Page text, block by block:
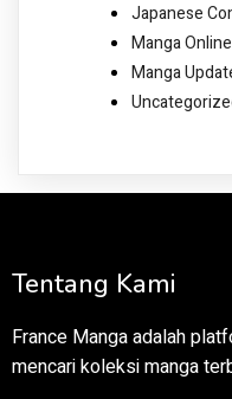
Japanese
Manga Online
Manga
Tentang Kami
France Manga adalah
mencari koleksi manga